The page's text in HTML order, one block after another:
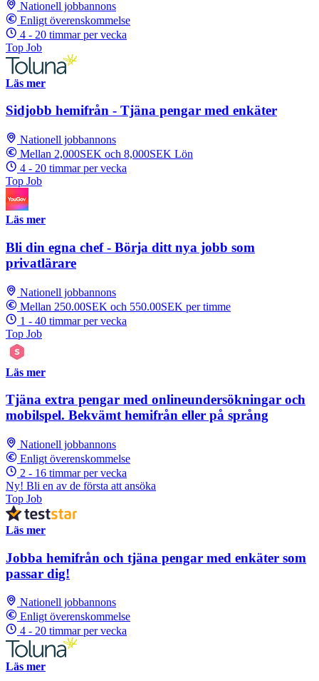
Nationell jobbannons
Enligt överenskommelse
4 - 20 timmar per vecka
Top Job
Läs mer
Sidjobb hemifrån - Tjäna pengar med enkäter
Nationell jobbannons
Mellan 2,000SEK och 8,000SEK Lön
4 - 20 timmar per vecka
Top Job
Läs mer
Bli din egna chef - Börja ditt nya jobb som
privatlärare
Nationell jobbannons
Mellan 250.00SEK och 550.00SEK per timme
1 - 40 timmar per vecka
Top Job
Läs mer
Tjäna extra pengar med onlineundersökningar och
mobilspel. Bekvämt hemifrån eller på språng
Nationell jobbannons
Enligt överenskommelse
2 - 16 timmar per vecka
Ny! Bli en av de första att ansöka
Top Job
Läs mer
Jobba hemifrån och tjäna pengar med enkäter som
passar dig!
Nationell jobbannons
Enligt överenskommelse
4 - 20 timmar per vecka
Läs mer